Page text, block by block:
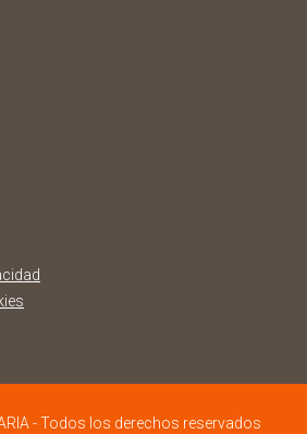
- Todos los derechos reservados